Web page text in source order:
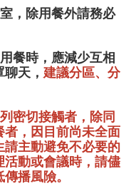
，除用餐外請務必
餐時，應減少互相
天， 建議分區、分
密切接觸者，除同
，因目前尚未全面
請主動避免不必要的
動或會議時，請儘
傳播風險。